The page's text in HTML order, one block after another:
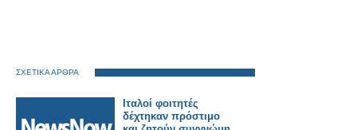
ΣΧΕΤΙΚΑ ΑΡΘΡΑ
Ιταλοί φοιτητές
δέχτηκαν πρόστιμο